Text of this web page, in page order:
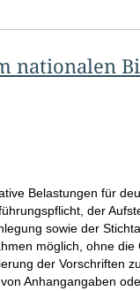
nationalen
Belastungen für
der
sowie der
möglich, ohne die
der Vorschriften
Anhangangaben